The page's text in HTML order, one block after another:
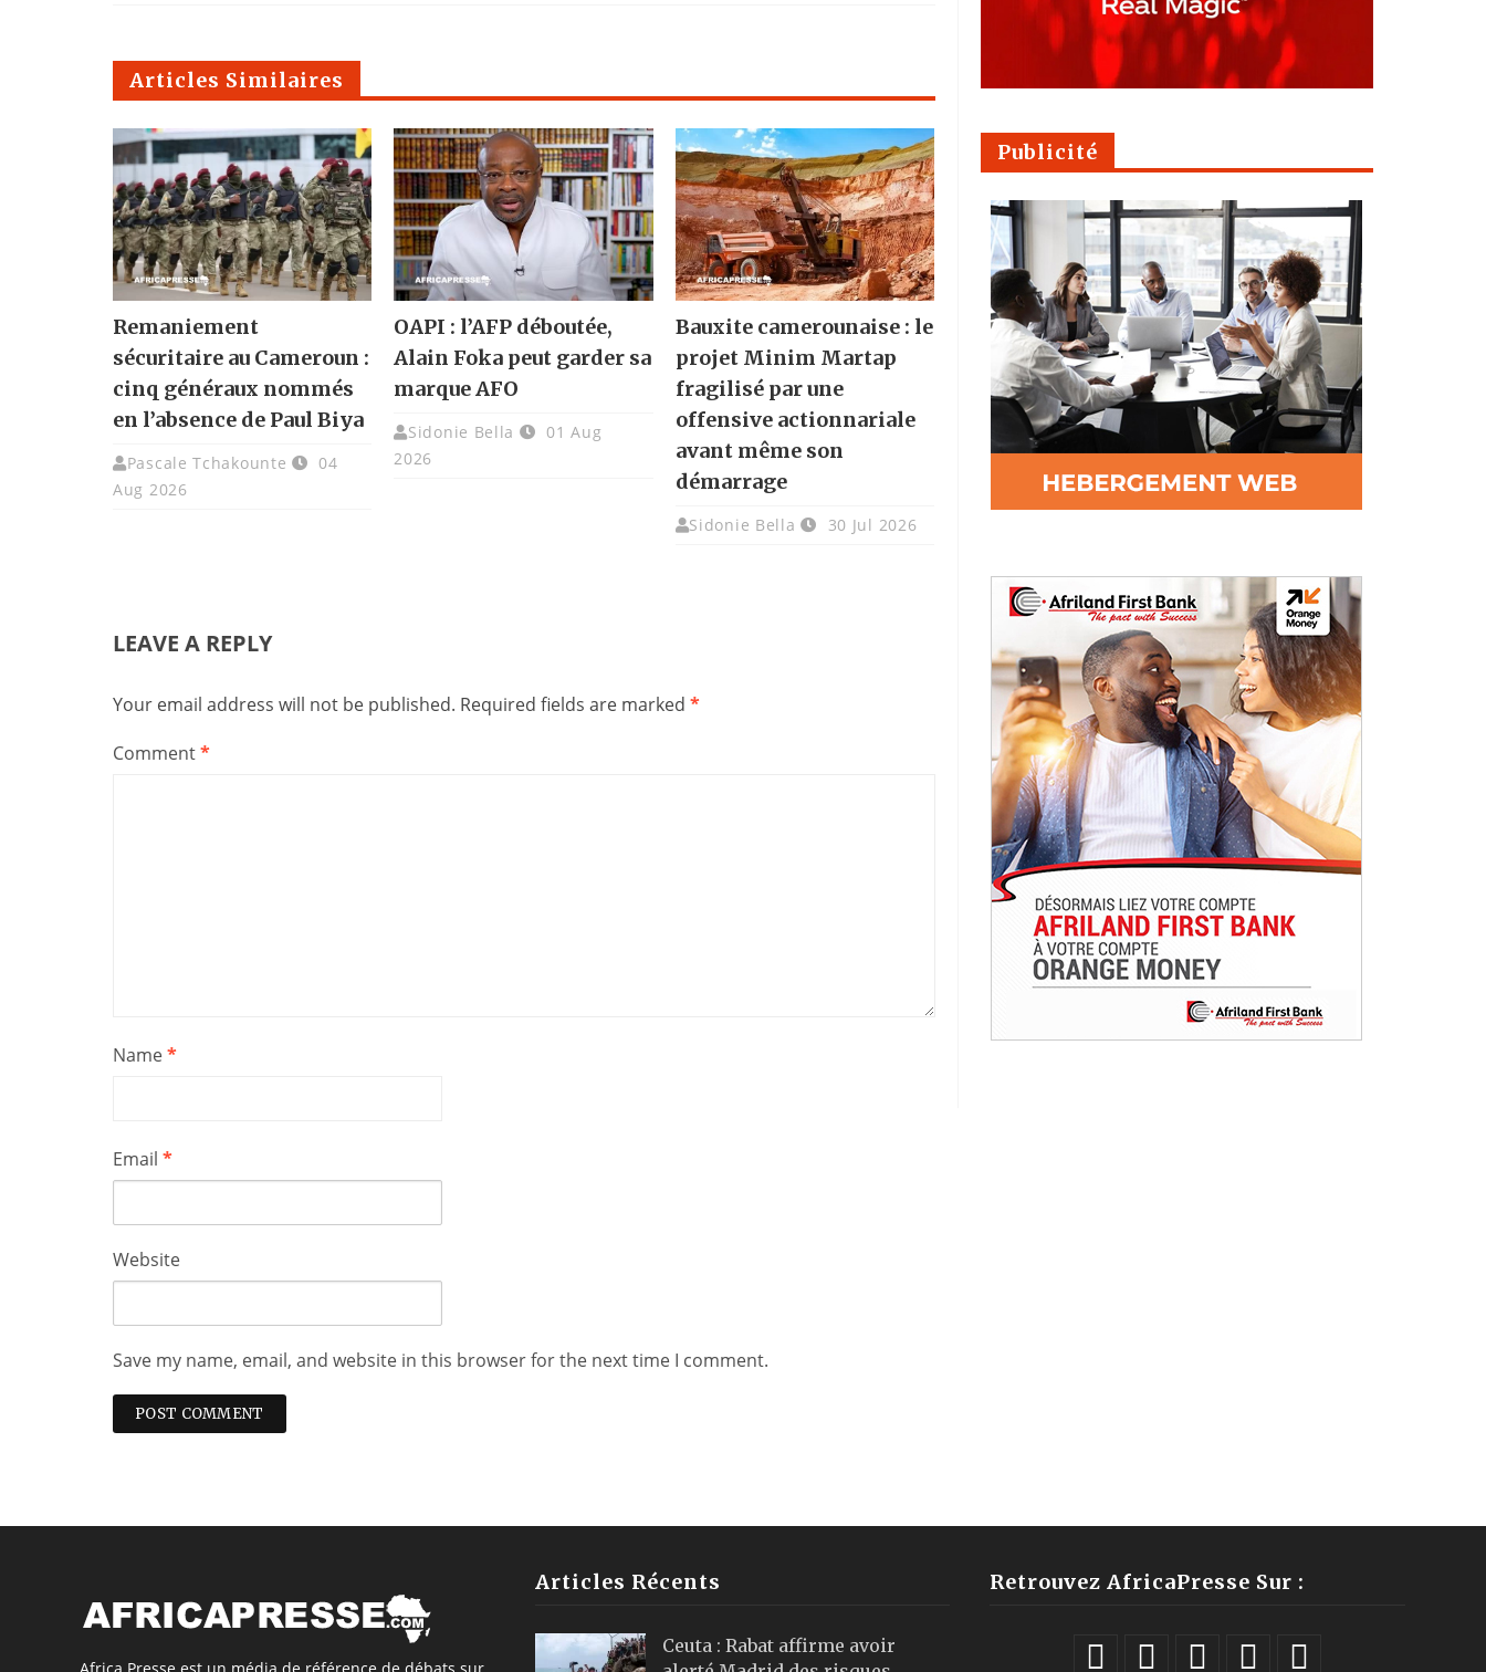
Articles Similaires
Remaniement
sécuritaire au Cameroun :
cinq généraux nommés
en l’absence de Paul Biya
Pascale Tchakounte
04
Aug 2026
OAPI : l’AFP déboutée,
Alain Foka peut garder sa
marque AFO
Sidonie Bella
01 Aug
2026
Bauxite camerounaise : le
projet Minim Martap
fragilisé par une
offensive actionnariale
avant même son
démarrage
Sidonie Bella 30 Jul 2026
LEAVE A REPLY
Your email address will not be published. Required fields are marked *
Comment*
Name*
Email *
Website
Save my name, email, and website in this browser for the next time I comment.
Publicité
Africa Presse est un média de référence de débats sur
Articles Récents
Ceuta : Rabat affirme avoir
Retrouvez AfricaPresse Sur :